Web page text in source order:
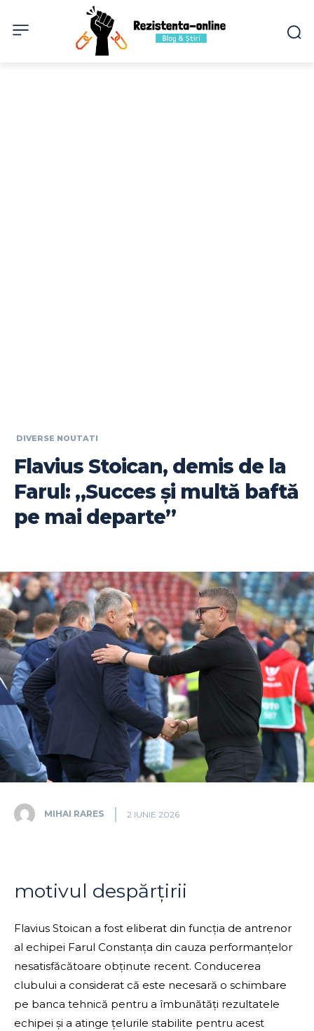
DIVERSE NOUTATI
Flavius Stoican, demis de la
Farul: „Succes și multă baftă
pe mai departe”
MIHAI RARES 2 IUNIE 2026
motivul despărțirii
Flavius Stoican a fost eliberat din funcția de antrenor
al echipei Farul Constanța din cauza performanțelor
nesatisfăcătoare obținute recent. Conducerea
clubului a considerat că este necesară o schimbare
pe banca tehnică pentru a îmbunătăți rezultatele
echipei și a atinge țelurile stabilite pentru acest